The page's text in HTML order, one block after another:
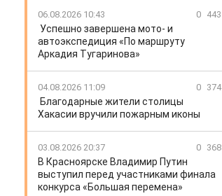
06.08.2026 10:43 0 443
Успешно завершена мото- и
автоэкспедиция «По маршруту
Аркадия Тугаринова»
04.08.2026 11:09 0 374
Благодарные жители столицы
Хакасии вручили пожарным иконы
03.08.2026 20:37 0 368
В Красноярске Владимир Путин
выступил перед участниками финала
конкурса «Большая перемена»